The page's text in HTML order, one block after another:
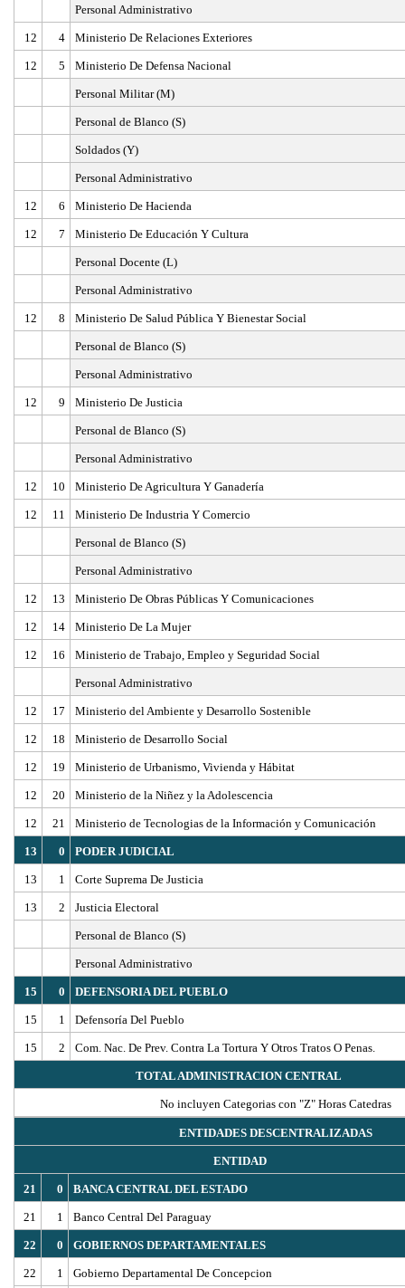
Personal Administrativo
12 4 Ministerio De Relaciones Exteriores
12 5 Ministerio De Defensa Nacional
Personal Militar (M)
Personal de Blanco (S)
Soldados (Y)
Personal Administrativo
12 6 Ministerio De Hacienda
12 7 Ministerio De Educación Y Cultura
Personal Docente (L)
Personal Administrativo
12 8 Ministerio De Salud Pública Y Bienestar Social
Personal de Blanco (S)
Personal Administrativo
12 9 Ministerio De Justicia
Personal de Blanco (S)
Personal Administrativo
12 10 Ministerio De Agricultura Y Ganadería
12 11 Ministerio De Industria Y Comercio
Personal de Blanco (S)
Personal Administrativo
12 13 Ministerio De Obras Públicas Y Comunicaciones
12 14 Ministerio De La Mujer
12 16 Ministerio de Trabajo, Empleo y Seguridad Social
Personal Administrativo
12 17 Ministerio del Ambiente y Desarrollo Sostenible
12 18 Ministerio de Desarrollo Social
12 19 Ministerio de Urbanismo, Vivienda y Hábitat
12 20 Ministerio de la Niñez y la Adolescencia
12 21 Ministerio de Tecnologias de la Información y Comunicación
13 0 PODER JUDICIAL
13 1 Corte Suprema De Justicia
13 2 Justicia Electoral
Personal de Blanco (S)
Personal Administrativo
15 0 DEFENSORIA DEL PUEBLO
15 1 Defensoría Del Pueblo
15 2 Com. Nac. De Prev. Contra La Tortura Y Otros Tratos O Penas.
TOTAL ADMINISTRACION CENTRAL
No incluyen Categorias con "Z" Horas Catedras
ENTIDADES DESCENTRALIZADAS
ENTIDAD
21 0 BANCA CENTRAL DEL ESTADO
21 1 Banco Central Del Paraguay
22 0 GOBIERNOS DEPARTAMENTALES
22 1 Gobierno Departamental De Concepcion